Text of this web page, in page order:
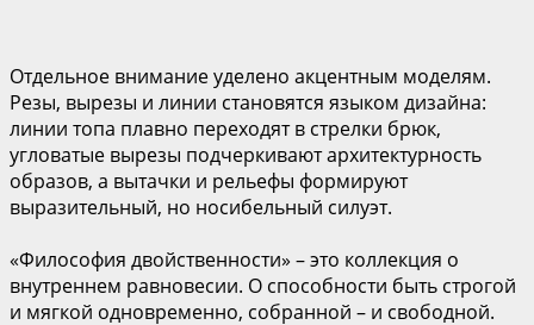
Отдельное внимание уделено акцентным моделям.
Резы, вырезы и линии становятся языком дизайна:
линии топа плавно переходят в стрелки брюк,
угловатые вырезы подчеркивают архитектурность
образов, а вытачки и рельефы формируют
выразительный, но носибельный силуэт.
«Философия двойственности» – это коллекция о
внутреннем равновесии. О способности быть строгой
и мягкой одновременно, собранной – и свободной.